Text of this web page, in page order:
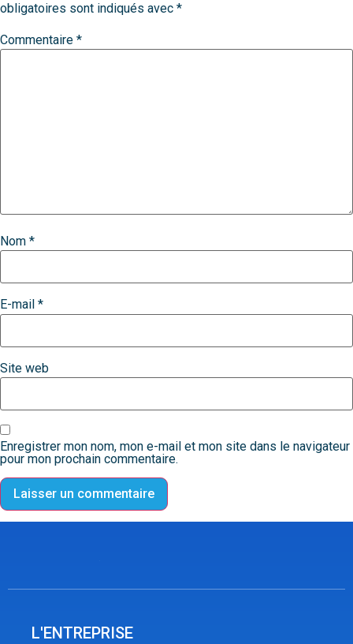
obligatoires sont indiqués avec *
Commentaire *
Nom *
E-mail *
Site web
Enregistrer mon nom, mon e-mail et mon site dans le navigateur
pour mon prochain commentaire.
L'ENTREPRISE